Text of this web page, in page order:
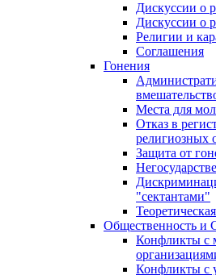
Дискуссии о
Дискуссии о
Религии и
Соглашения
Гонения
Места для
Отказ в
религиозных
Защита от
"сектантами"
Общественность
Конфликты с
Конфликты с